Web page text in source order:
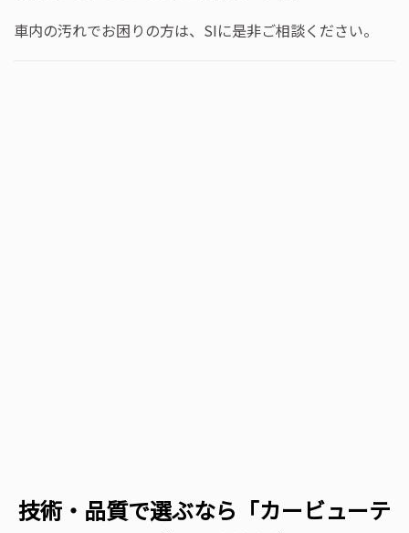
車内の汚れでお困りの方は、SIに是非ご相談ください。
技術・品質で選ぶなら「カービューテ